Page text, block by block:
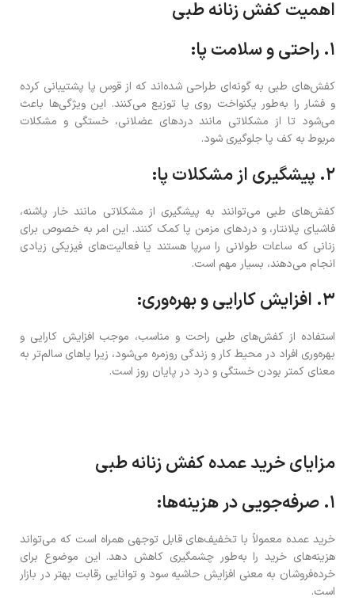
اهمیت کفش زنانه طبی
۱. راحتی و سلامت پا:
کفش‌های طبی به گونه‌ای طراحی شده‌اند که از قوس پا پشتیبانی کرده
و فشار را به‌طور یکنواخت روی پا توزیع می‌کنند. این ویژگی‌ها باعث
می‌شود تا از مشکلاتی مانند دردهای عضلانی، خستگی و مشکلات
مربوط به کف پا جلوگیری شود.
۲. پیشگیری از مشکلات پا:
کفش‌های طبی می‌توانند به پیشگیری از مشکلاتی مانند خار پاشنه،
فاشیای پلانتار، و دردهای مزمن پا کمک کنند. این امر به خصوص برای
زنانی که ساعات طولانی را سرپا هستند یا فعالیت‌های فیزیکی زیادی
انجام می‌دهند، بسیار مهم است.
۳. افزایش کارایی و بهره‌وری:
استفاده از کفش‌های طبی راحت و مناسب، موجب افزایش کارایی و
بهره‌وری افراد در محیط کار و زندگی روزمره می‌شود، زیرا پاهای سالم‌تر به
معنای کمتر بودن خستگی و درد در پایان روز است.
مزایای خرید عمده کفش زنانه طبی
۱. صرفه‌جویی در هزینه‌ها:
خرید عمده معمولاً با تخفیف‌های قابل توجهی همراه است که می‌تواند
هزینه‌های خرید را به‌طور چشمگیری کاهش دهد. این موضوع برای
خرده‌فروشان به معنی افزایش حاشیه سود و توانایی رقابت بهتر در بازار
است.